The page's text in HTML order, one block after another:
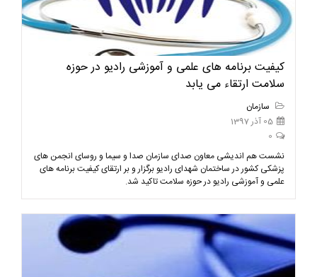
کیفیت برنامه های علمی و آموزشی رادیو در حوزه
سلامت ارتقاء می یابد
سازمان
05 آذر 1397
0
نشست هم اندیشی معاون صدای سازمان صدا و سیما و روسای انجمن های
پزشکی کشور در ساختمان شهدای رادیو برگزار و بر ارتقای کیفیت برنامه های
علمی و آموزشی رادیو در حوزه سلامت تاکید شد.